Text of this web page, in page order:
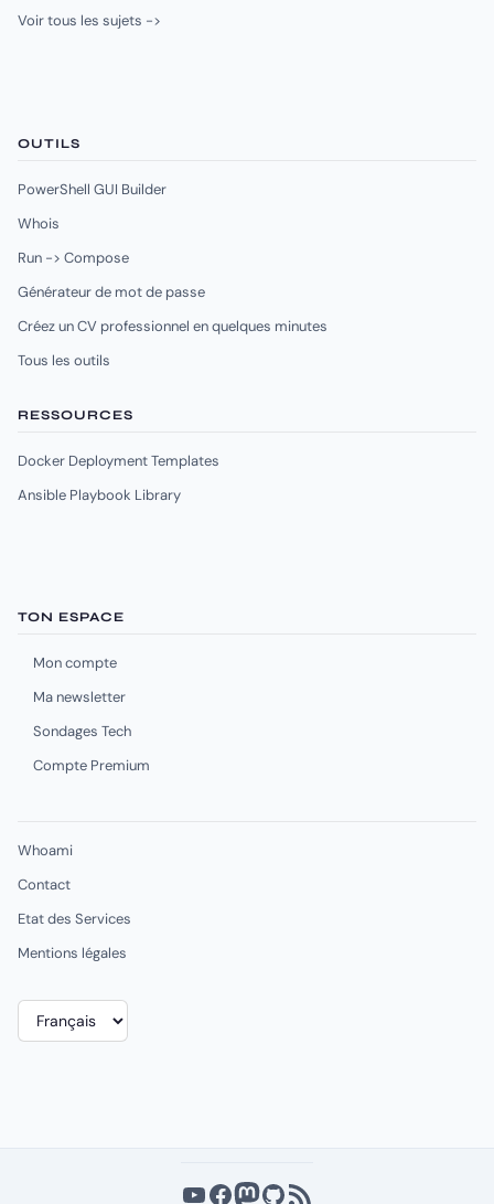
Voir tous les sujets ->
OUTILS
PowerShell GUI Builder
Whois
Run -> Compose
Générateur de mot de passe
Créez un CV professionnel en quelques minutes
Tous les outils
RESSOURCES
Docker Deployment Templates
Ansible Playbook Library
TON ESPACE
Mon compte
Ma newsletter
Sondages Tech
Compte Premium
Whoami
Contact
Etat des Services
Mentions légales
Choisir
une
YouTube
Facebook
Mastodon
GitHub
Flux RSS